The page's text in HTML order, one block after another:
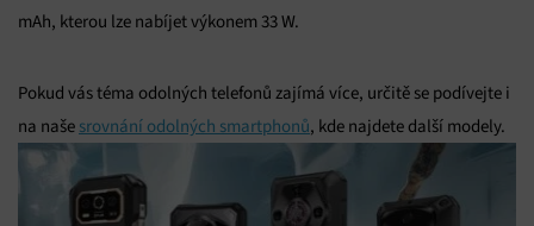
mAh, kterou lze nabíjet výkonem 33 W.
Pokud vás téma odolných telefonů zajímá více, určitě se podívejte i
na naše srovnání odolných smartphonů, kde najdete další modely.